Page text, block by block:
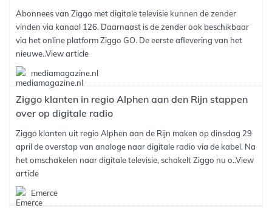
Abonnees van Ziggo met digitale televisie kunnen de zender
vinden via kanaal 126. Daarnaast is de zender ook beschikbaar
via het online platform Ziggo GO. De eerste aflevering van het
nieuwe..View article
mediamagazine.nl
Ziggo klanten in regio Alphen aan den Rijn stappen
over op digitale radio
Ziggo klanten uit regio Alphen aan de Rijn maken op dinsdag 29
april de overstap van analoge naar digitale radio via de kabel. Na
het omschakelen naar digitale televisie, schakelt Ziggo nu o..View
article
Emerce